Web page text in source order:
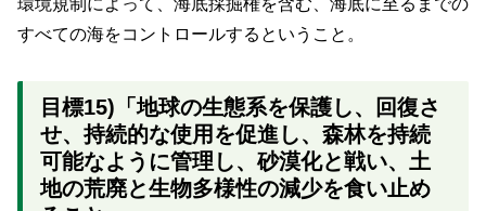
環境規制によって、海底採掘権を含む、海底に至るまでの
すべての海をコントロールするということ。
目標15)「地球の生態系を保護し、回復さ
せ、持続的な使用を促進し、森林を持続
可能なように管理し、砂漠化と戦い、土
地の荒廃と生物多様性の減少を食い止め